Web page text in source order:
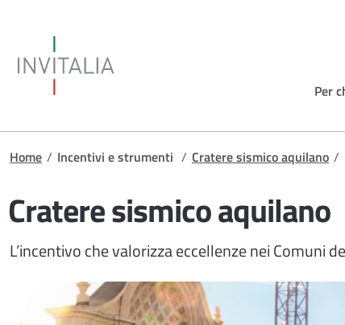
Per
Briciole di pane
Home / Incentivi e strumenti / Cratere sismico aquilano /
Cratere sismico aquilano
L’incentivo che valorizza eccellenze nei Comuni